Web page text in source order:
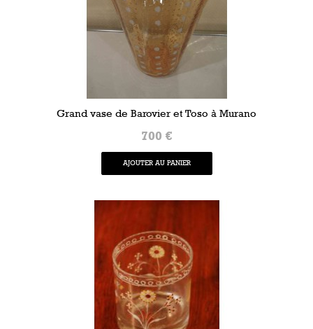
Grand vase de Barovier et Toso à Murano
700 €
AJOUTER AU PANIER